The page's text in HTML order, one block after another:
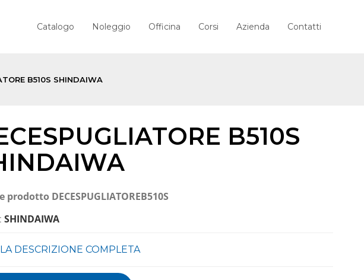
Catalogo Noleggio Officina Corsi Azienda Contatti
B510S SHINDAIWA
B510S
prodotto DECESPUGLIATOREB510S
SHINDAIWA
DESCRIZIONE COMPLETA